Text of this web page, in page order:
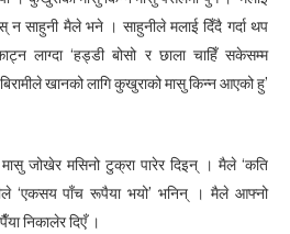
न साहुनी मैले भने । साहुनीले मलाई दिँदै गर्दा थप
लाग्दा ‘हड्डी बोसो र छाला चाहिँ सकेसम्म
खानको लागि कुखुराको मासु किन्न आएको हु’
जोखेर मसिनो टुक्रा पारेर दिइन् । मैले ‘कति
‘एकसय पाँच रूपैया भयो’ भनिन् । मैले आफ्नो
निकालेर दिएँ ।